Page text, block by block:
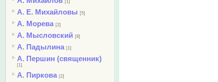
[1]
А. Е. Михайловы [5]
А. Морева [2]
А. Мысловский [8]
А. Падылина [1]
А. Першин (священник)
[1]
А. Пиркова [2]